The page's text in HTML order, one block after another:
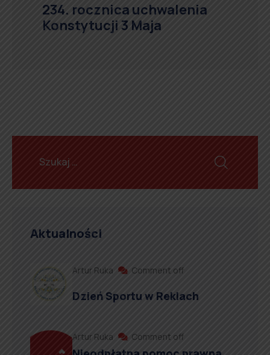
234. rocznica uchwalenia
Konstytucji 3 Maja
Aktualności
Artur Ruka Comment off
Dzień Sportu w Reklach
Artur Ruka Comment off